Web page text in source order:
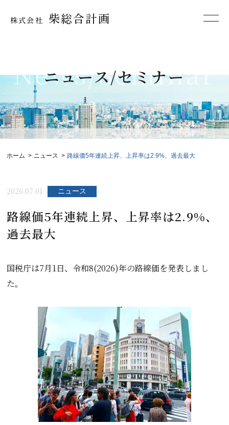
株式会社 柴総合計画
ニュース/セミナー
News/Seminar
ホーム ニュース 路線価5年連続上昇、上昇率は2.9%、過去最大
2026.07.01 ニュース
路線価5年連続上昇、上昇率は2.9%、
過去最大
国税庁は7月1日、令和8(2026)年の路線価を発表しまし
た。